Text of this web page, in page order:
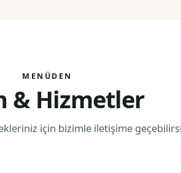
MENÜDEN
& Hizmetler
için bizimle iletişime